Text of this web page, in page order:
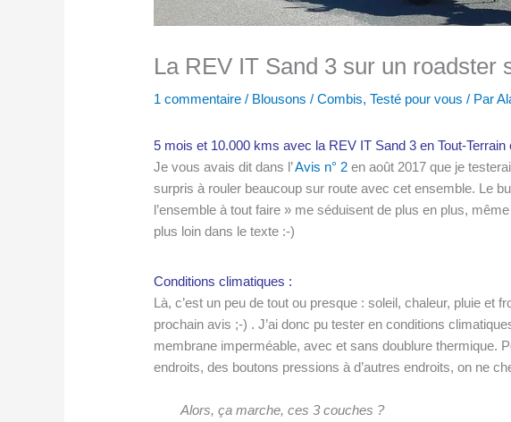
La REV IT Sand 3 sur un roadster
1 commentaire / Blousons / Combis,Testé pour vous / Par
5 mois et 10.000 kms avec la REV IT Sand 3 en Tout-Terrain
Je vous avais dit dans l’Avis n° 2 en août 2017 que je
surpris à rouler beaucoup sur route avec cet ensemble. Le
l’ensemble à tout faire » me séduisent de plus en plus,
plus loin dans le texte :-)
Conditions climatiques :
Là, c’est un peu de tout ou presque : soleil, chaleur, pluie et
prochain avis ;-) . J’ai donc pu tester en conditions
membrane imperméable, avec et sans doublure thermique.
endroits, des boutons pressions à d’autres endroits, on ne
Alors, ça marche, ces 3 couches ?